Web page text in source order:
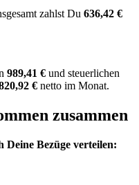
zahlst Du 636,42 €
989,41 € und steuerlichen
€ netto im Monat.
zusammen
Bezüge verteilen: